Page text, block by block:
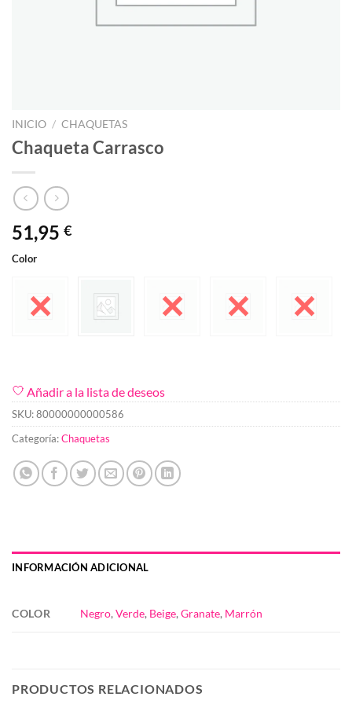
INICIO / CHAQUETAS
Chaqueta Carrasco
51,95 €
Color
Añadir a la lista de deseos
SKU:80000000000586
Categoría:Chaquetas
INFORMACIÓN ADICIONAL
COLOR Negro,Verde, Beige,Granate, Marrón
PRODUCTOS RELACIONADOS